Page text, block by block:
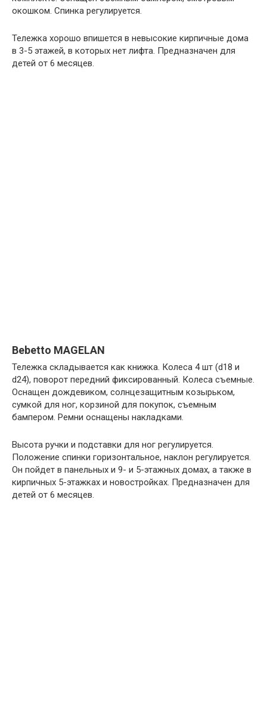
окошком. Спинка регулируется.
Тележка хорошо впишется в невысокие кирпичные дома
в 3-5 этажей, в которых нет лифта. Предназначен для
детей от 6 месяцев.
Bebetto MAGELAN
Тележка складывается как книжка. Колеса 4 шт (d18 и
d24), поворот передний фиксированный. Колеса съемные.
Оснащен дождевиком, солнцезащитным козырьком,
сумкой для ног, корзиной для покупок, съемным
бампером. Ремни оснащены накладками.
Высота ручки и подставки для ног регулируется.
Положение спинки горизонтальное, наклон регулируется.
Он пойдет в панельных и 9- и 5-этажных домах, а также в
кирпичных 5-этажках и новостройках. Предназначен для
детей от 6 месяцев.